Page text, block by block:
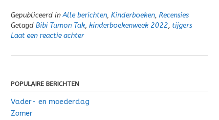
Gepubliceerd inAlle berichten, Kinderboeken, Recensies
Getagd Bibi Tumon Tak, kinderboekenweek 2022, tijgers
Laat een reactie achter
POPULAIRE BERICHTEN
Vader- en moederdag
Zomer